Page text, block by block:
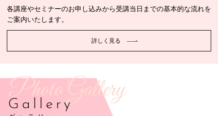
各講座やセミナーのお申し込みから受講当日までの基本的な流れを
ご案内いたします。
詳しく見る
Photo Gallery
Gallery